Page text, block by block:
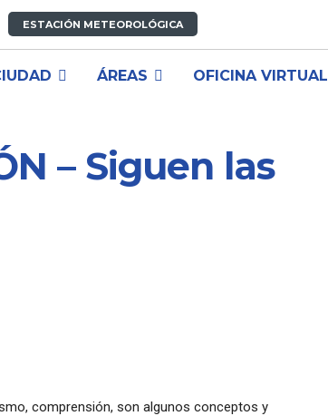
ESTACIÓN METEOROLÓGICA
ÁREAS OFICINA VIRTUAL
– Siguen las
comprensión, son algunos conceptos y